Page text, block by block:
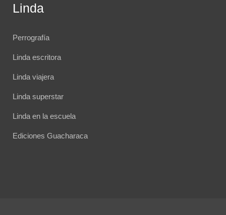
Linda
Perrografía
Linda escritora
Linda viajera
Linda superstar
Linda en la escuela
Ediciones Guacharaca